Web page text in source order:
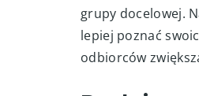
Tworzenie
marnowania
uniknąć tego